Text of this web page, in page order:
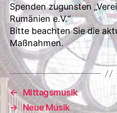
Spenden zugunsten
Rumänien e.V.“
Bitte beachten Sie die
Maßnahmen.
← Mittagsmusik
→
Neue Musik